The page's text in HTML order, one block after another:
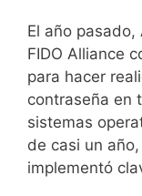
El año
FIDO Alliance
para hacer
contraseña en
sistemas
de casi un
implementó